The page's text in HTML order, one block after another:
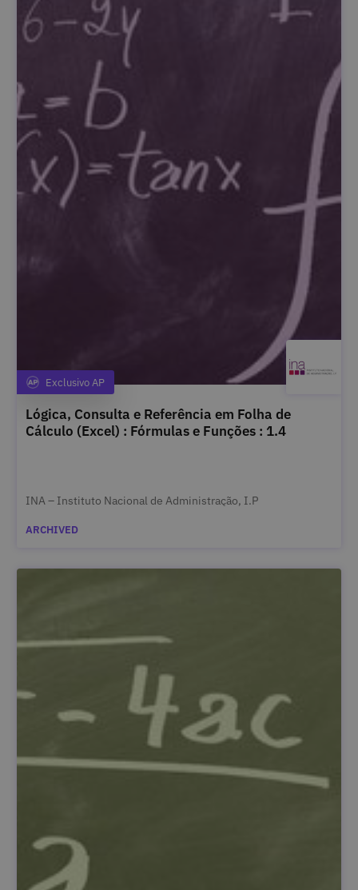
Lógica, Consulta e Referência em Folha de
Cálculo (Excel) : Fórmulas e Funções : 1.4
INA – Instituto Nacional de Administração, I.P
Category
Exclusivo AP
ARCHIVED